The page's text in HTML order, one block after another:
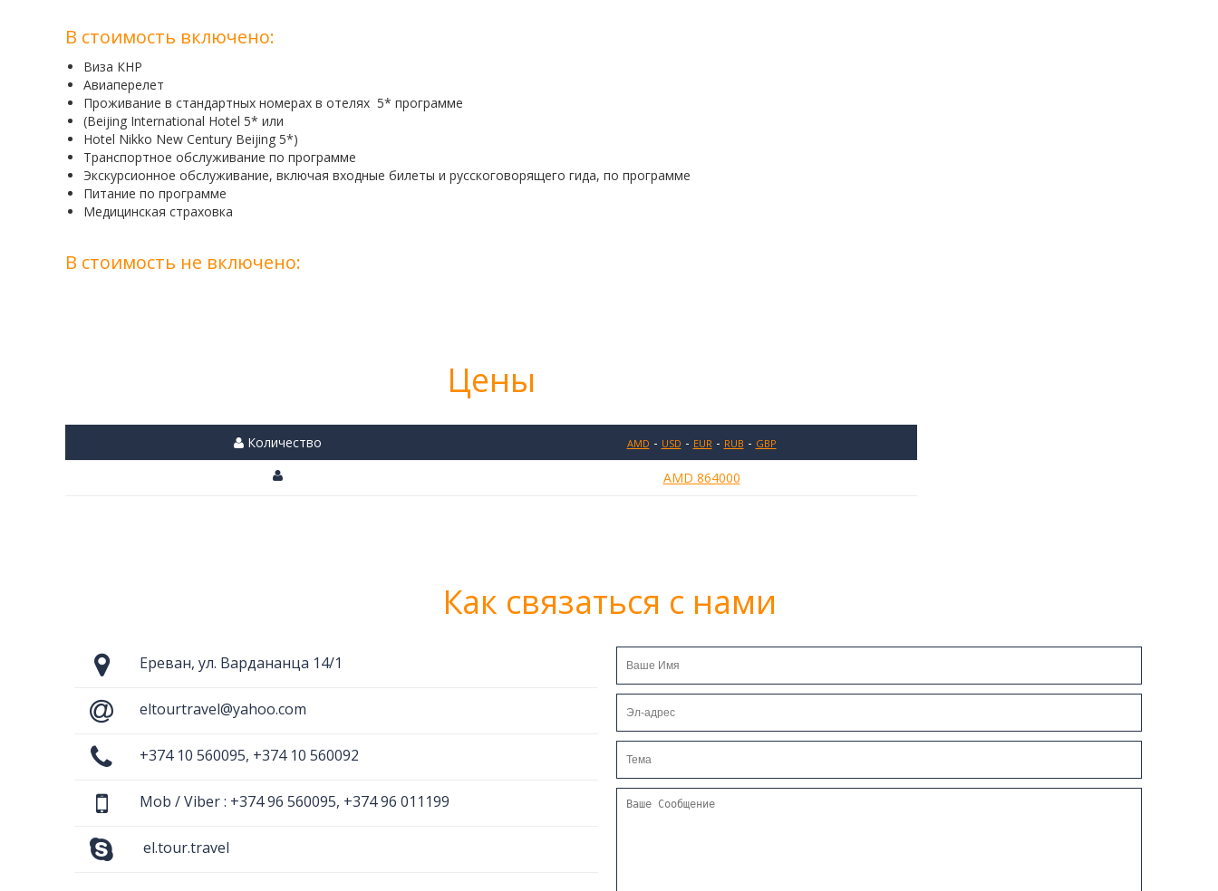
В стоимость включено:
Виза КНР
Авиаперелет
Проживание в стандартных номерах в отелях 5* программе
(Beijing International Hotel 5* или
Hotel Nikko New Century Beijing 5*)
Транспортное обслуживание по программе
Экскурсионное обслуживание, включая входные билеты и русскоговорящего гида, по программе
Питание по программе
Медицинская страховка
В стоимость не включено:
Цены
Количество AMD - USD - EUR- RUB - GBP
AMD 864000
Как связаться с нами
Ереван, ул. Вардананца 14/1
eltourtravel@yahoo.com
+374 10 560095, +374 10 560092
Mob / Viber : +374 96 560095, +374 96 011199
el.tour.travel